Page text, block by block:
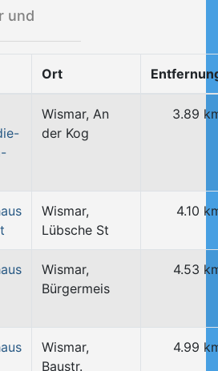
und
Ort
Wismar, An
der Kog
3.89
Wismar,
Lübsche St
4.10
Wismar,
Bürgermeis
4.53
Wismar,
Baustr.
4.99